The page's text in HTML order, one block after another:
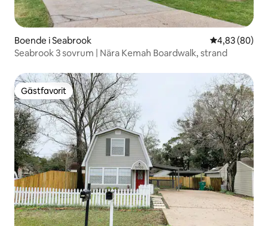
Boende i Seabrook 4,83 av 5 i
4,83 (80)
Seabrook 3 sovrum | Nära Kemah Boardwalk, strand
Gästfavorit
Gästfavorit